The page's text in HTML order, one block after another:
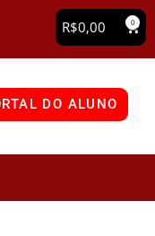
R$0,00 0
DO ALUNO